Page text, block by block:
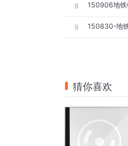
8 150906地铁
9 150830-地
猜你喜欢